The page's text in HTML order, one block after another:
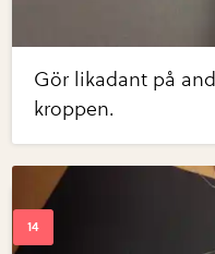
Gör likadant på
kroppen.